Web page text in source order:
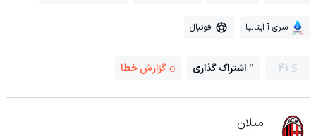
سری آ ایتالیا فوتبال
41 اشتراک گذاری گزارش خطا
میلان